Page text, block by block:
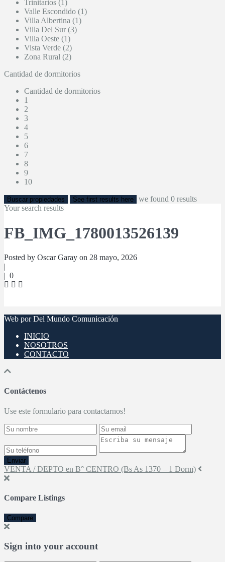
Trinitarios (1)
Valle Escondido (1)
Villa Albertina (1)
Villa Del Sur (3)
Villa Oeste (1)
Vista Verde (2)
Zona Rural (2)
Cantidad de dormitorios
Cantidad de dormitorios
1
2
3
4
5
6
7
8
9
10
Buscar propiedades See first results here we found 0 results
Your search results
FB_IMG_1780013526139
Posted by Oscar Garay on 28 mayo, 2026
|
| 0
Web por Del Mundo Comunicación
INICIO
NOSOTROS
CONTACTO
Contáctenos
Use este formulario para contactarnos!
Enviar
VENTA / DEPTO en B° CENTRO (Bs As 1370 – 1 Dorm)
Compare Listings
Compare
Sign into your account